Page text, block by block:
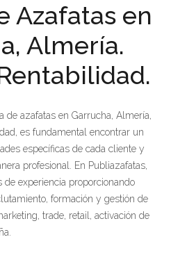
Azafatas en
Almería.
de azafatas en Garrucha, Almería,
es fundamental encontrar un
específicas de cada cliente y
profesional. En Publiazafatas,
experiencia proporcionando
formación y gestión de
trade, retail, activación de